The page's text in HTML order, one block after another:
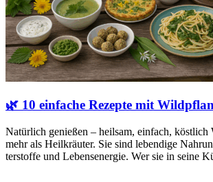
🌿 10 einfache Rezepte mit
Natür­lich genie­ßen – heil­sam, ein­fach, köst­lich
mehr als Heil­kräu­ter. Sie sind leben­di­ge
ter­stof­fe und Lebens­en­er­gie. Wer sie in sei­ne